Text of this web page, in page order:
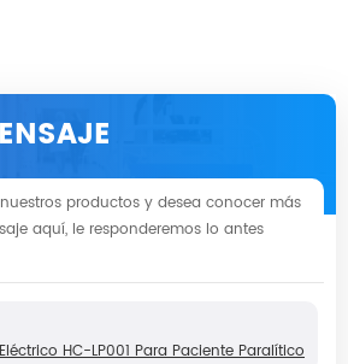
productos y desea conocer más
aquí, le responderemos lo antes
HC-LP001 Para Paciente Paralítico